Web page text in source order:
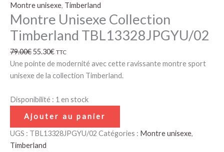
Montre unisexe, Timberland
Montre Unisexe Collection
Timberland TBL13328JPGYU/02
79.00€55.30€ TTC
Une pointe de modernité avec cette ravissante montre sport
unisexe de la collection Timberland.
Disponibilité : 1 en stock
Ajouter au panier
UGS : TBL13328JPGYU/02 Catégories : Montre unisexe,
Timberland